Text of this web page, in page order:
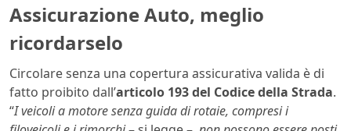
Assicurazione Auto, meglio
ricordarselo
Circolare senza una copertura assicurativa valida è di
fatto proibito dall’articolo 193 del Codice della Strada.
“I veicoli a motore senza guida di rotaie, compresi i